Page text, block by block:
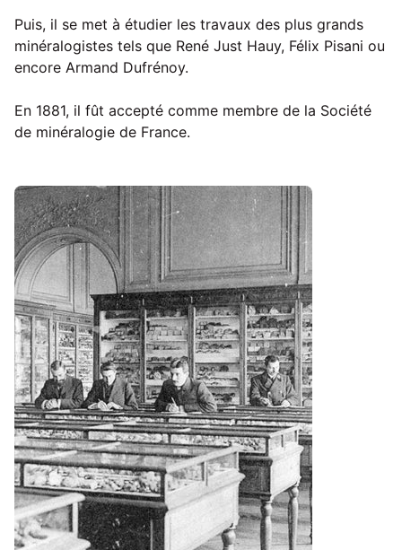
Puis, il se met à étudier les travaux des plus grands
minéralogistes tels que René Just Hauy, Félix Pisani ou
encore Armand Dufrénoy.
En 1881, il fût accepté comme membre de la Société
de minéralogie de France.